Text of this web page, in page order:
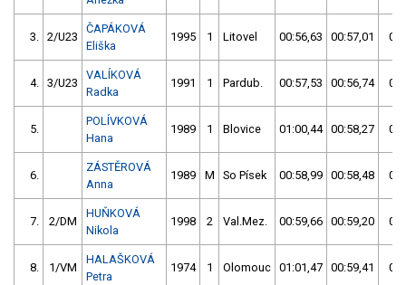
3. 2/U23
ČAPÁKOVÁ
Eliška
1995 1 Litovel 00:56,63 00:57,01
4. 3/U23
VALÍKOVÁ
Radka
1991 1 Pardub. 00:57,53 00:56,74
5.
POLÍVKOVÁ
Hana
1989 1 Blovice 01:00,44 00:58,27
6.
ZÁSTĚROVÁ
Anna
1989 M So Písek 00:58,99 00:58,48
7. 2/DM
HUŇKOVÁ
Nikola
1998 2 Val.Mez. 00:59,66 00:59,20
8. 1/VM
HALAŠKOVÁ
Petra
1974 1 Olomouc 01:01,47 00:59,41